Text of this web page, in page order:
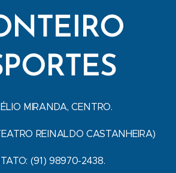
MIRANDA, CENTRO.
REINALDO CASTANHEIRA)
(91) 98970-2438.